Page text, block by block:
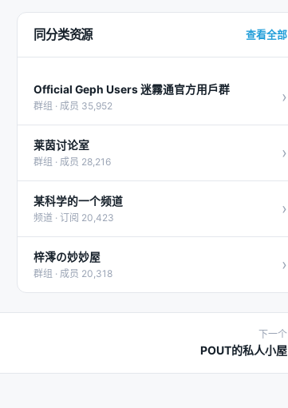
同分类资源 查看全部
Official Geph Users 迷霧通官方用戶群
群组 · 成员 35,952 ›
莱茵讨论室
群组 · 成员 28,216 ›
某科学的一个频道
频道 · 订阅 20,423 ›
梓澪の妙妙屋
群组 · 成员 20,318 ›
下一个
POUT的私人小屋